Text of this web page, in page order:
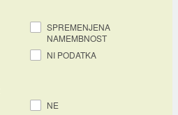
SPREMENJENA
NAMEMBNOST
NI PODATKA
NE